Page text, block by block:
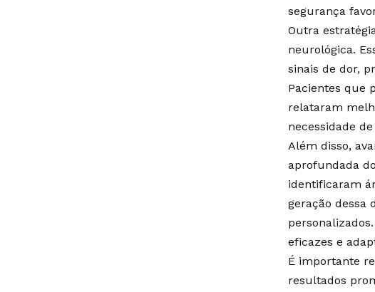
segurança
Outra
neurológica.
sinais de dor,
Pacientes que
relataram
necessidade
Além disso,
aprofundada
identificaram
geração dessa
eficazes e
É importante
resultados